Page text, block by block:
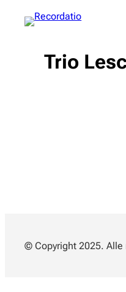
Trio
© Copyright 2025. Alle